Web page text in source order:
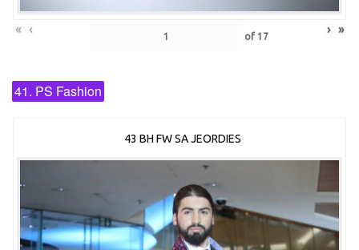
« ‹ of 17 › »
41. PS Fashion
43 BH FW SA JEORDIES